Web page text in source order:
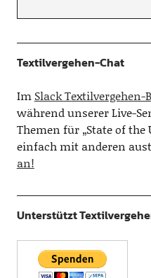
Textilvergehen-Chat
Im Slack Textilvergehen-
während unserer Live-
Themen für „State of
einfach mit anderen
an!
Unterstützt